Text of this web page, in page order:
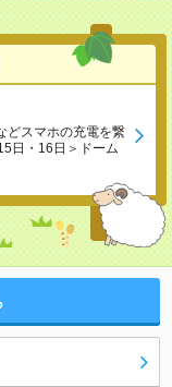
どスマホの充電を繋
日・16日＞ドーム